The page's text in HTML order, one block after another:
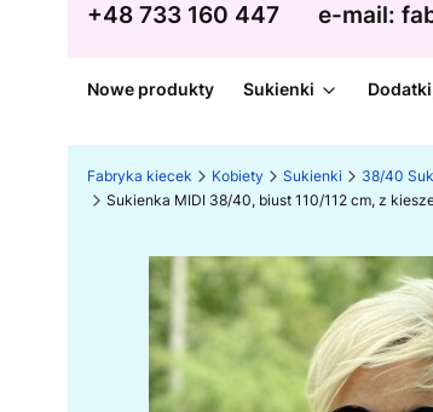
+48 733 160 447 e-mail:
Nowe produkty Sukienki
Fabryka kiecek Kobiety Sukienki
38/40
Sukienka MIDI 38/40, biust 110/112 cm, z